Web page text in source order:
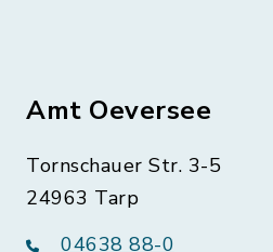
Amt Oeversee
Tornschauer Str. 3-5
24963 Tarp
04638 88-0